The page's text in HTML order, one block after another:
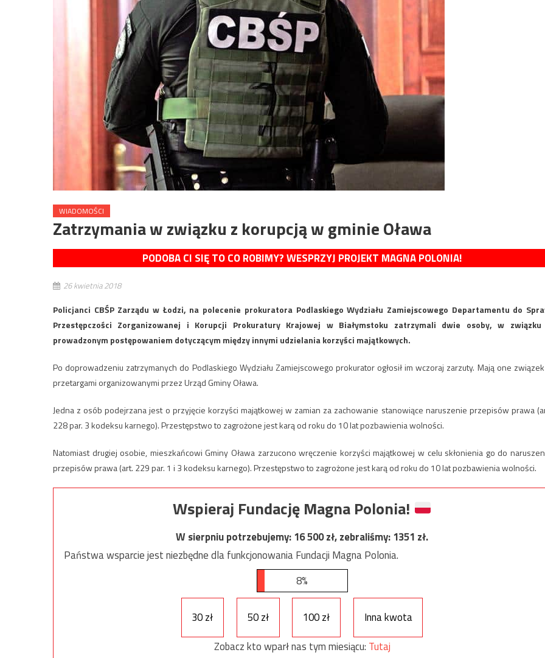
WIADOMOŚCI
Zatrzymania w związku z korupcją w gminie Oława
PODOBA CI SIĘ TO CO ROBIMY? WESPRZYJ PROJEKT MAGNA POLONIA!
26 kwietnia 2018
Policjanci CBŚP Zarządu w Łodzi, na polecenie prokuratora Podlaskiego Wydziału Zamiejscowego Departamentu do
Przestępczości Zorganizowanej i Korupcji Prokuratury Krajowej w Białymstoku zatrzymali dwie osoby, w
prowadzonym postępowaniem dotyczącym między innymi udzielania korzyści majątkowych.
Po doprowadzeniu zatrzymanych do Podlaskiego Wydziału Zamiejscowego prokurator ogłosił im wczoraj zarzuty. Mają one
przetargami organizowanymi przez Urząd Gminy Oława.
Jedna z osób podejrzana jest o przyjęcie korzyści majątkowej w zamian za zachowanie stanowiące naruszenie przepisów prawa
228 par. 3 kodeksu karnego). Przestępstwo to zagrożone jest karą od roku do 10 lat pozbawienia wolności.
Natomiast drugiej osobie, mieszkańcowi Gminy Oława zarzucono wręczenie korzyści majątkowej w celu skłonienia go do
przepisów prawa (art. 229 par. 1 i 3 kodeksu karnego). Przestępstwo to zagrożone jest karą od roku do 10 lat pozbawienia wolności.
Wspieraj Fundację Magna Polonia!
W sierpniu potrzebujemy:16 500zł, zebraliśmy:1351 zł.
Państwa wsparcie jest niezbędne dla funkcjonowania Fundacji Magna Polonia.
8%
30 zł 50 zł 100 zł
Inna kwota
Zobacz kto wparł nas tym miesiącu: Tutaj